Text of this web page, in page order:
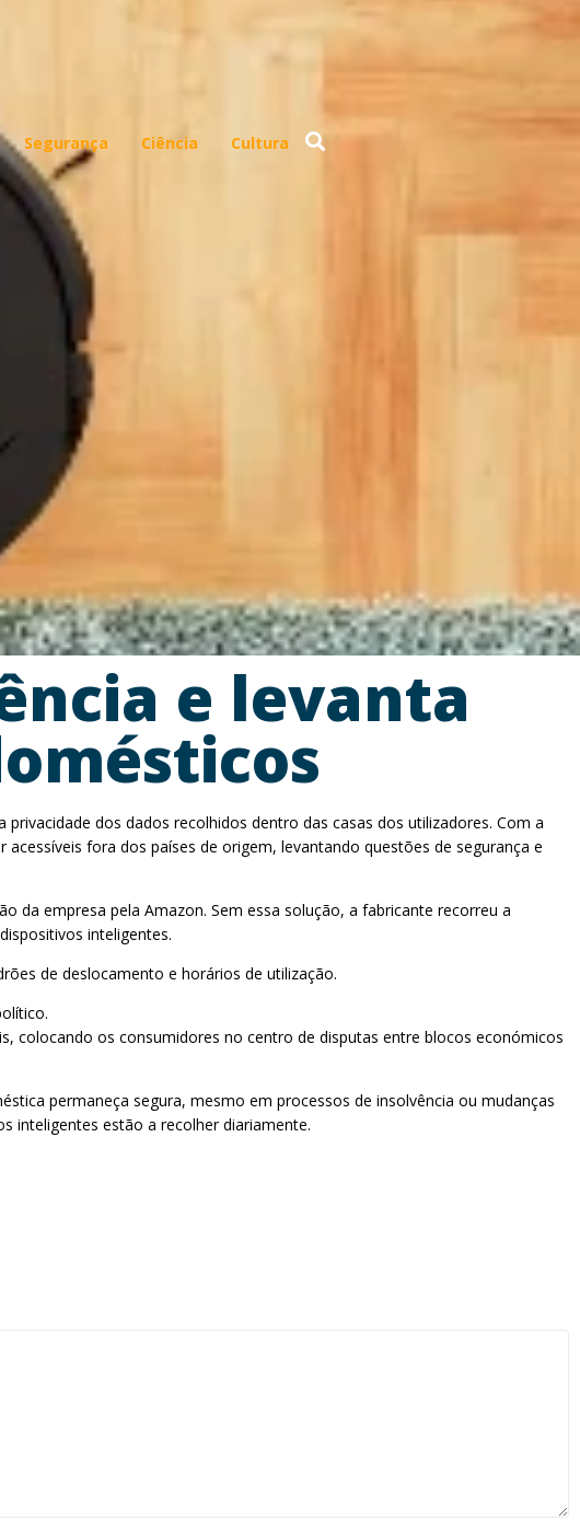
Segurança Ciência Cultura
e levanta
dos dados recolhidos dentro das casas dos utilizadores. Com a
fora dos países de origem, levantando questões de segurança e
da empresa pela Amazon. Sem essa solução, a fabricante recorreu a
inteligentes.
de deslocamento e horários de utilização.
colocando os consumidores no centro de disputas entre blocos económicos
permaneça segura, mesmo em processos de insolvência ou mudanças
inteligentes estão a recolher diariamente.